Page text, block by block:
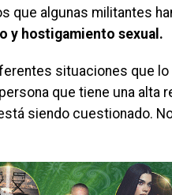
que algunas militantes
y hostigamiento sexual.
situaciones que
que tiene una alta
siendo cuestionado.